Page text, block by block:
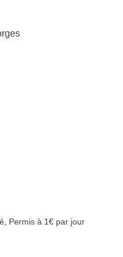
Permis à 1€ par jour